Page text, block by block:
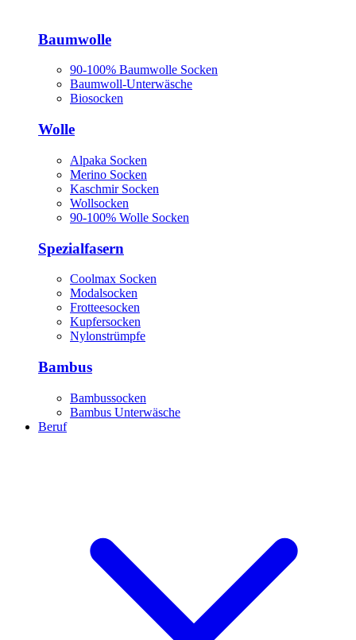
Baumwolle
90-100% Baumwolle Socken
Baumwoll-Unterwäsche
Biosocken
Wolle
Alpaka Socken
Merino Socken
Kaschmir Socken
Wollsocken
90-100% Wolle Socken
Spezialfasern
Coolmax Socken
Modalsocken
Frotteesocken
Kupfersocken
Nylonstrümpfe
Bambus
Bambussocken
Bambus Unterwäsche
Beruf